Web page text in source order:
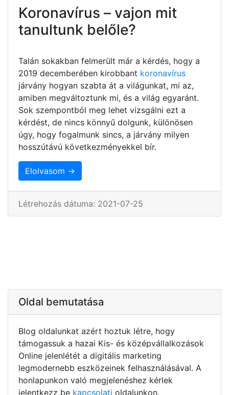
Koronavírus – vajon mit
tanultunk belőle?
Talán sokakban felmerült már a kérdés, hogy a
2019 decemberében kirobbant koronavírus
járvány hogyan szabta át a világunkat, mi az,
amiben megváltoztunk mi, és a világ egyaránt.
Sok szempontból meg lehet vizsgálni ezt a
kérdést, de nincs könnyű dolgunk, különösen
úgy, hogy fogalmunk sincs, a járvány milyen
hosszútávú következményekkel bír.
Elolvasom →
Létrehozás dátuma: 2021-07-25
Oldal bemutatása
Blog oldalunkat azért hoztuk létre, hogy
támogassuk a hazai Kis- és középvállalkozások
Online jelenlétét a digitális marketing
legmodernebb eszközeinek felhasználásával. A
honlapunkon való megjelenéshez kérlek
jelentkezz be kapcsolati oldalunkon.